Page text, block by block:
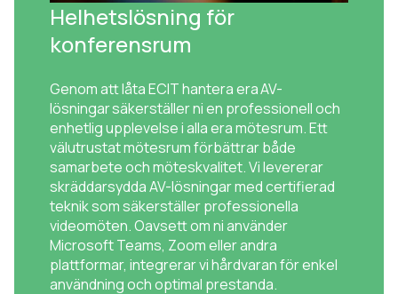
Helhetslösning för
konferensrum
Genom att låta ECIT hantera era AV-
lösningar säkerställer ni en professionell och
enhetlig upplevelse i alla era mötesrum. Ett
välutrustat mötesrum förbättrar både
samarbete och möteskvalitet. Vi levererar
skräddarsydda AV-lösningar med certifierad
teknik som säkerställer professionella
videomöten. Oavsett om ni använder
Microsoft Teams, Zoom eller andra
plattformar, integrerar vi hårdvaran för enkel
användning och optimal prestanda.